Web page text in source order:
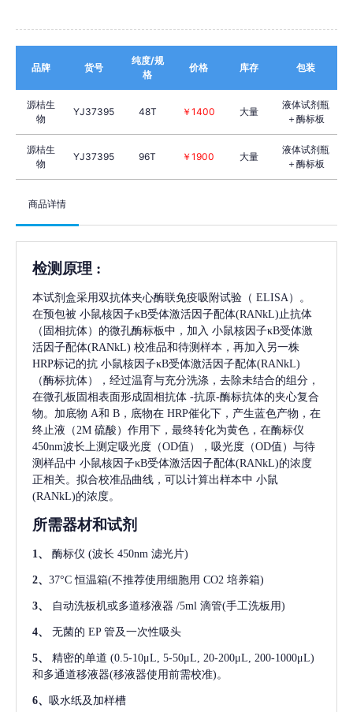
品牌 货号
纯度/规
格
价格 库存 包装
源桔生
物
YJ37395 48T ￥1400 大量
液体试剂瓶
＋酶标板
源桔生
物
YJ37395 96T ￥1900 大量
液体试剂瓶
＋酶标板
商品详情
检测原理 :
本试剂盒采用双抗体夹心酶联免疫吸附试验（ ELISA）。
在预包被 小鼠核因子κB受体激活因子配体(RANkL) 止抗体
（固相抗体）的微孔酶标板中，加入 小鼠核因子κB受体激
活因子配体(RANkL) 校准品和待测样本，再加入另一株
HRP标记的抗 小鼠核因子κB受体激活因子配体(RANkL)
（酶标抗体），经过温育与充分洗涤，去除未结合的组分，
在微孔板固相表面形成固相抗体 -抗原-酶标抗体的夹心复合
物。加底物 A和 B，底物在 HRP催化下，产生蓝色产物，在
终止液（2M 硫酸）作用下，最终转化为黄色，在酶标仪
450nm波长上测定吸光度（OD值），吸光度（OD值）与待
测样品中 小鼠核因子κB受体激活因子配体(RANkL)的浓度
正相关。拟合校准品曲线，可以计算出样本中 小鼠
(RANkL)的浓度。
所需器材和试剂
1、 酶标仪 (波长 450nm 滤光片)
2、 37°C 恒温箱(不推荐使用细胞用 CO2 培养箱)
3、 自动洗板机或多道移液器 /5ml 滴管(手工洗板用)
4、 无菌的 EP 管及一次性吸头
5、 精密的单道 (0.5-10μL, 5-50μL, 20-200μL, 200-1000μL)
和多通道移液器(移液器使用前需校准)。
6、 吸水纸及加样槽